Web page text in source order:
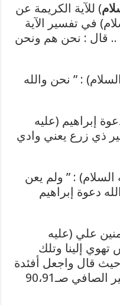
) للآية الكريمة عن
في تفسير الآية
.. قال : نحن هم ونحن
: ” نحن والله
إبراهيم (عليه
ذي زرع يعني وادي
: ” ولم يعن
دعوة إبراهيم
علي (عليه
تهوي إلينا وتلك
حيث قال واجعل أفئدة
من الناس تهوي إليهم ” تفسير الصافي صـ90،91